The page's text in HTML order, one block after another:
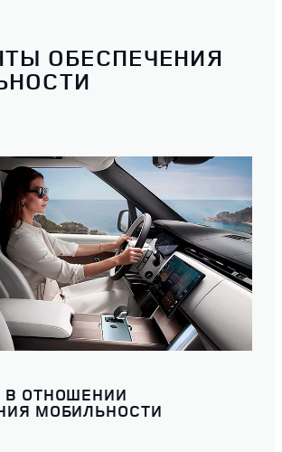
ОБЕСПЕЧЕНИЯ
ОТНОШЕНИИ
МОБИЛЬНОСТИ